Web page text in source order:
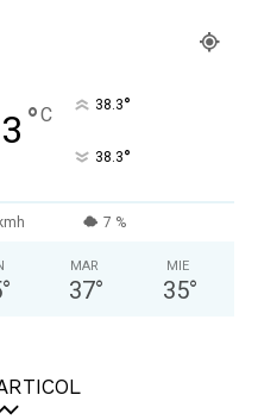
°C 38.3°
38.3°
7 %
°
MAR
37°
MIE
35°